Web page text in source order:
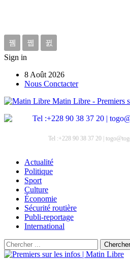
Sign in
8 Août 2026
Nous Conctacter
Matin Libre - Premiers
Tel :+228 90 38 37 20 |
Actualité
Politique
Sport
Culture
Économie
Sécurité routière
Publi-reportage
International